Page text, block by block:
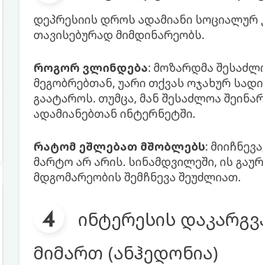
დეპრესიის დროს ადამიანი სოციალურ
თავისებურად მიმდინარეობს.
როგორ ვლინდება: მოზარდმა
მეგობრებთან, უარი თქვას ოჯახურ
გაატაროს. თუმცა, მან შესაძლოა
ადამიანებთან ინტერნეტში.
რატომ ეშლებათ მშობლებს:
მარტო არ არის. სინამდვილეში, ის
მდგომარეობის შემჩნევა შეუძლიათ.
ინტერესის
მიმართ (ანჰედონია)